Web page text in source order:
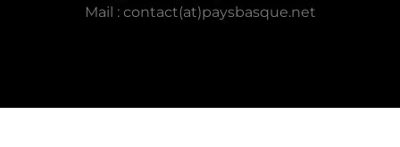
Mail : contact(at)paysbasque.net